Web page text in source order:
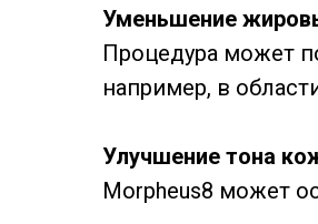
Уменьшение
Процедура может
например, в
Улучшение тона
Morpheus8 может